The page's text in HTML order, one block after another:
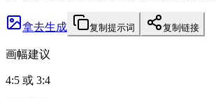
拿去生成 复制提示词 复制链接
画幅建议
4:5 或 3:4